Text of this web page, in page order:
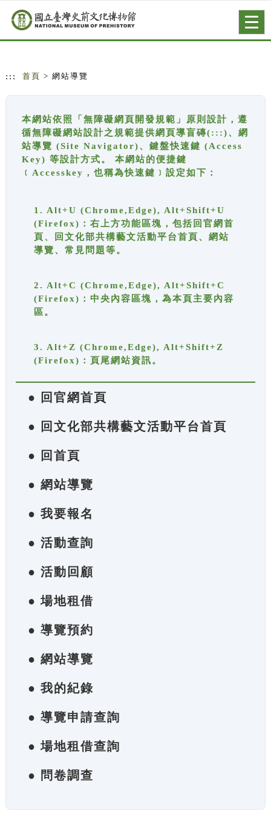
跳到主要內容
網站導覽
::: 首頁 > 網站導覽
本網站依照「無障礙網頁開發規範」原則設計，遵
循無障礙網站設計之規範提供網頁導盲磚(:::)、網
站導覽 (Site Navigator)、鍵盤快速鍵 (Access
Key) 等設計方式。 本網站的便捷鍵
﹝Accesskey，也稱為快速鍵﹞設定如下：
1. Alt+U (Chrome,Edge), Alt+Shift+U
(Firefox)：右上方功能區塊，包括回官網首
頁、回文化部共構藝文活動平台首頁、網站
導覽、常見問題等。
2. Alt+C (Chrome,Edge), Alt+Shift+C
(Firefox)：中央內容區塊，為本頁主要內容
區。
3. Alt+Z (Chrome,Edge), Alt+Shift+Z
(Firefox)：頁尾網站資訊。
● 回官網首頁
● 回文化部共構藝文活動平台首頁
● 回首頁
● 網站導覽
● 我要報名
● 活動查詢
● 活動回顧
● 場地租借
● 導覽預約
● 網站導覽
● 我的紀錄
● 導覽申請查詢
● 場地租借查詢
● 問卷調查